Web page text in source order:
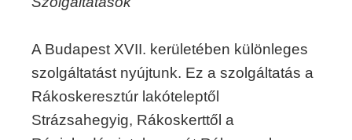
A Budapest XVII. kerületében különleges
szolgáltatást nyújtunk. Ez a szolgáltatás a
Rákoskeresztúr lakóteleptől
Strázsahegyig, Rákoskerttől a